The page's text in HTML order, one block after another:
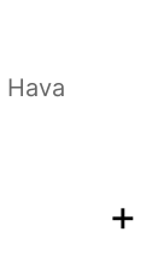
Hava